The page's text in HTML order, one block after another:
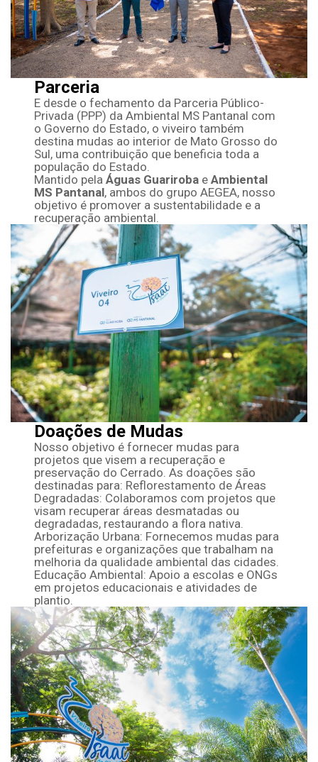
Parceria
E desde o fechamento da Parceria Público-
Privada (PPP) da Ambiental MS Pantanal com
o Governo do Estado, o viveiro também
destina mudas ao interior de Mato Grosso do
Sul, uma contribuição que beneficia toda a
população do Estado.
Mantido pelaÁguas Guariroba eAmbiental
MS Pantanal, ambos do grupo AEGEA, nosso
objetivo é promover a sustentabilidade e a
recuperação ambiental.
Doações de Mudas
Nosso objetivo é fornecer mudas para
projetos que visem a recuperação e
preservação do Cerrado. As doações são
destinadas para: Reflorestamento de Áreas
Degradadas: Colaboramos com projetos que
visam recuperar áreas desmatadas ou
degradadas, restaurando a flora nativa.
Arborização Urbana: Fornecemos mudas para
prefeituras e organizações que trabalham na
melhoria da qualidade ambiental das cidades.
Educação Ambiental: Apoio a escolas e ONGs
em projetos educacionais e atividades de
plantio.